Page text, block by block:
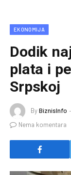
EKONOMIJA
Dodik
plata i
Srpskoj
ByBiznisInfo
Nema komentara